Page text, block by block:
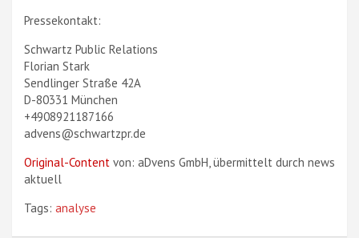
Pressekontakt:
Schwartz Public Relations
Florian Stark
Sendlinger Straße 42A
D-80331 München
+4908921187166
advens@schwartzpr.de
Original-Content von: aDvens GmbH, übermittelt durch news
aktuell
Tags: analyse